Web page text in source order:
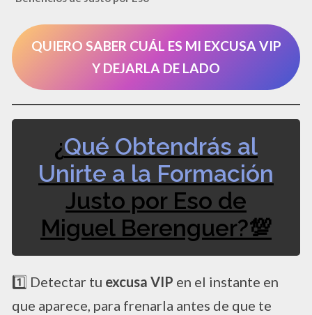
QUIERO SABER CUÁL ES MI EXCUSA VIP
Y DEJARLA DE LADO
¿Qué Obtendrás al
Unirte a la Formación
Justo por Eso de
Miguel Berenguer?💯
1️⃣ Detectar tu excusa VIP en el instante en
que aparece, para frenarla antes de que te